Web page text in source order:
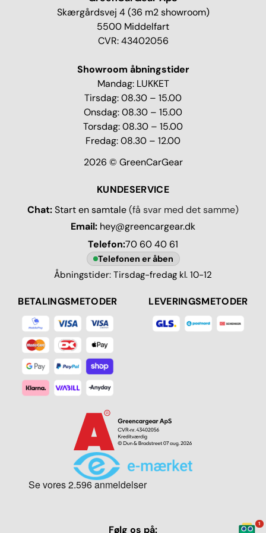
Skærgårdsvej 4 (36 m2 showroom)
5500 Middelfart
CVR: 43402056
Showroom åbningstider
Mandag: LUKKET
Tirsdag: 08.30 – 15.00
Onsdag: 08.30 – 15.00
Torsdag: 08.30 – 15.00
Fredag: 08.30 – 12.00
2026 © GreenCarGear
KUNDESERVICE
Chat:Start en samtale(få svar med det samme)
Email: hey@greencargear.dk
Telefon:70 60 40 61
Telefonen er åben
Åbningstider: Tirsdag-fredag kl. 10-12
BETALINGSMETODER LEVERINGSMETODER
Følg os på: 1